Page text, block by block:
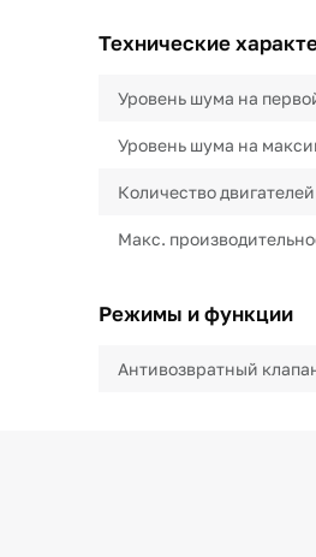
Технические
Уровень шума на
Уровень шума на
Количество двигателей
Макс.
Режимы и функции
Антивозвратный